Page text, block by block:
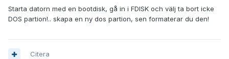
Starta datorn med en bootdisk, gå in i FDISK och välj ta bort icke
DOS partion!.. skapa en ny dos partion, sen formaterar du den!
Citera